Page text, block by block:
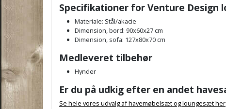
Specifikationer for Venture Design
Materiale: Stål/akacie
Dimension, bord: 90x60x27 cm
Dimension, sofa: 127x80x70 cm
Medleveret tilbehør
Hynder
Er du på udkig efter en andet
Se hele vores udvalg af havemøbelsæt og loungesæt her